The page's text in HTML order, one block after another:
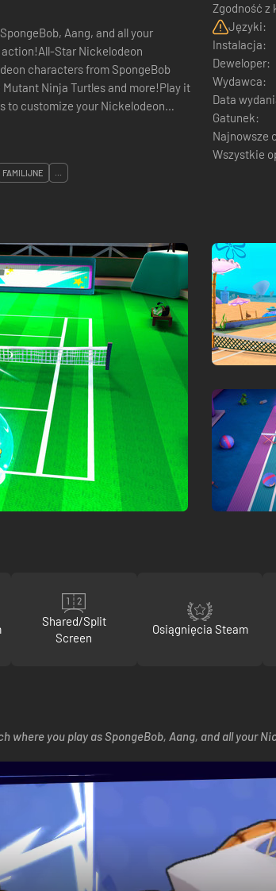
Aang, and all your
Star Nickelodeon
characters from SpongeBob
Ninja Turtles and more!Play it
to customize your Nickelodeon
court. ...
Zgodność z
Języki:
Instalacja:
Deweloper:
Wydawca:
Data
Gatunek:
Najnowsze
Wszystkie
FAMILIJNE ...
Shared/Split
Screen
Osiągnięcia Steam
where you play as SpongeBob, Aang, and all your